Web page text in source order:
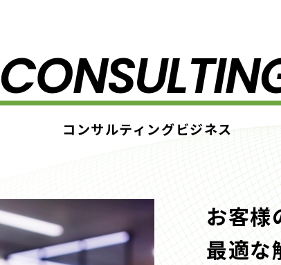
コンサルティングビジネス
お客様
最適な